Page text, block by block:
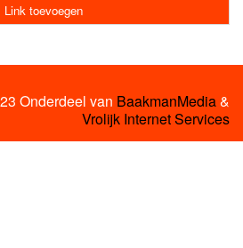
Link toevoegen
Onderdeel van BaakmanMedia&
Vrolijk Internet Services